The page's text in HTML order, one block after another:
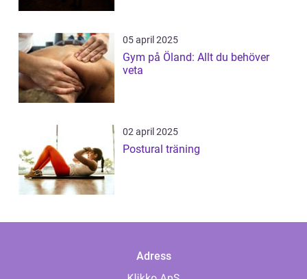
05 april 2025
Gym på Öland: Allt du behöver
veta
02 april 2025
Postural träning
Adress